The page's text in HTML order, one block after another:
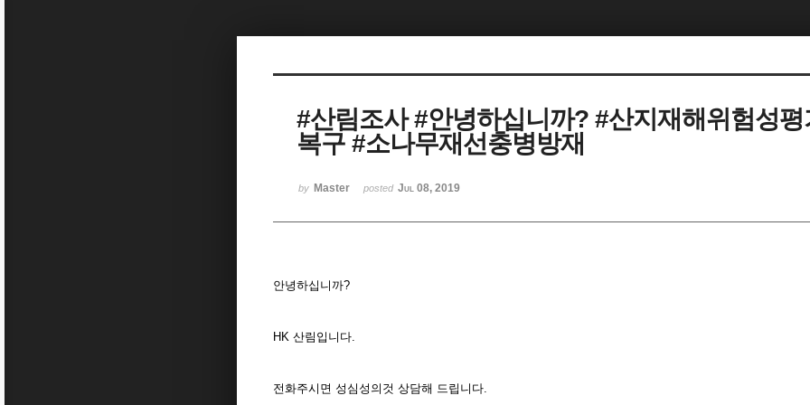
#산림조사 #안녕하십니까? #산지재해위험성
복구 #소나무재선충병방재
by Master posted Jul 08, 2019
안녕하십니까?
HK 산림입니다.
전화주시면 성심성의것 상담해 드립니다.
Sketchbook5, 스케치북5
Sketchbook5, 스케치북5